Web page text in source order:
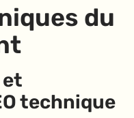
du
technique